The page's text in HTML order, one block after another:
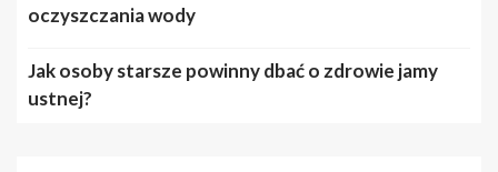
oczyszczania wody
Jak osoby starsze powinny dbać o zdrowie jamy
ustnej?